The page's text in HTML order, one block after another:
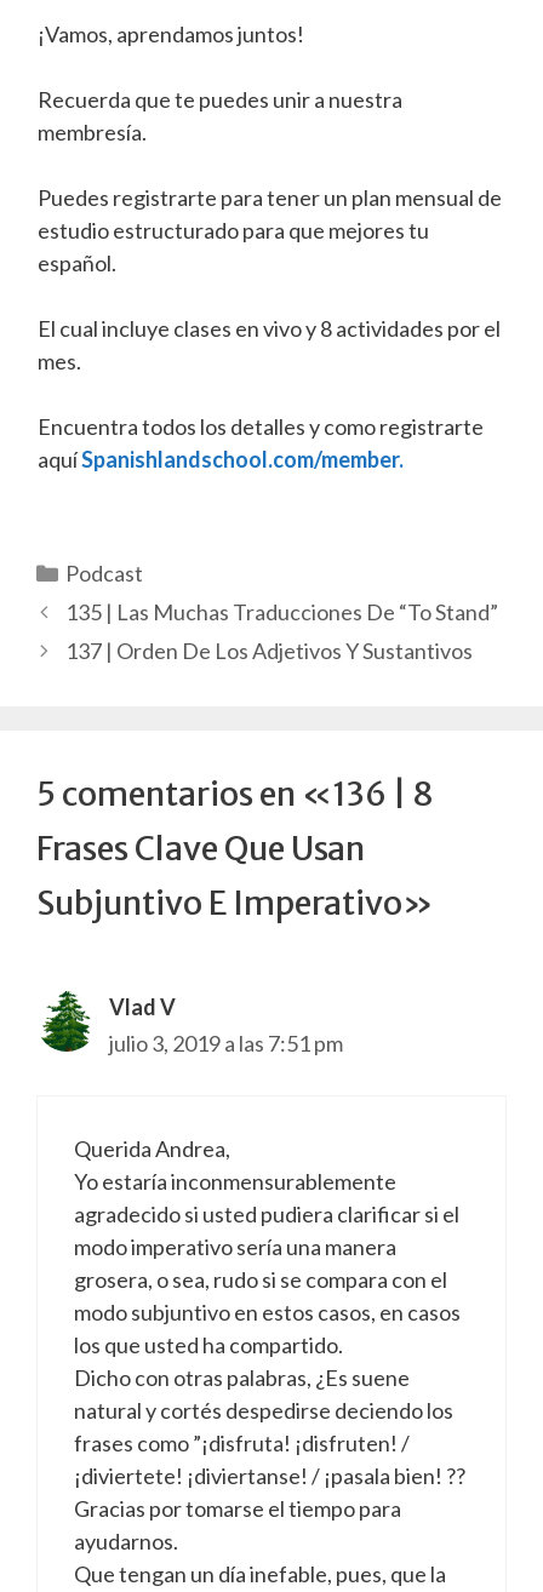
¡Vamos, aprendamos juntos!
Recuerda que te puedes unir a nuestra
membresía.
Puedes registrarte para tener un plan mensual de
estudio estructurado para que mejores tu
español.
El cual incluye clases en vivo y 8 actividades por el
mes.
Encuentra todos los detalles y como registrarte
aquíSpanishlandschool.com/member.
Categorías
Podcast
135 | Las Muchas Traducciones De “To Stand”
137 | Orden De Los Adjetivos Y Sustantivos
5 comentarios en «136 | 8
Frases Clave Que Usan
Subjuntivo E Imperativo»
Vlad V
julio 3, 2019 a las 7:51 pm
Querida Andrea,
Yo estaría inconmensurablemente
agradecido si usted pudiera clarificar si el
modo imperativo sería una manera
grosera, o sea, rudo si se compara con el
modo subjuntivo en estos casos, en casos
los que usted ha compartido.
Dicho con otras palabras, ¿Es suene
natural y cortés despedirse deciendo los
frases como ”¡disfruta! ¡disfruten! /
¡diviertete! ¡diviertanse! / ¡pasala bien! ??
Gracias por tomarse el tiempo para
ayudarnos.
Que tengan un día inefable, pues, que la